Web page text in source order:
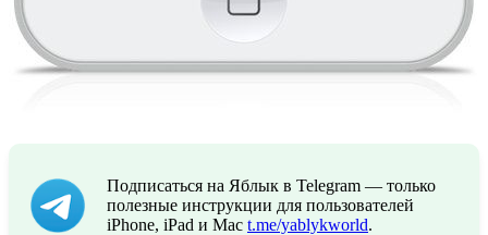
Подписаться на Яблык в Telegram — только
полезные инструкции для пользователей
iPhone, iPad и Mac t.me/yablykworld.